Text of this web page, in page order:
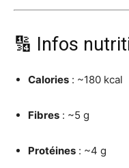
🔢 Infos
Calories : ~180 kcal
Fibres : ~5 g
Protéines : ~4 g